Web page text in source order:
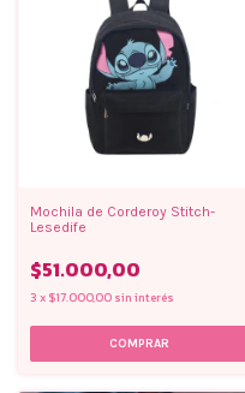
Mochila de Corderoy Stitch-
Lesedife
$51.000,00
3 x $17.000,00 sin interés